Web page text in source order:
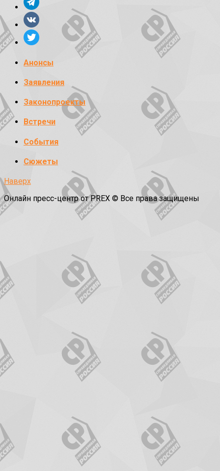
Анонсы
Заявления
Законопроекты
Встречи
События
Сюжеты
Наверх
Онлайн пресс-центр от PREX © Все права защищены